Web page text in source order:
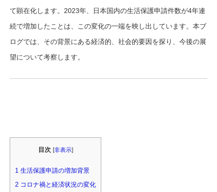
て顕在化します。2023年、日本国内の生活保護申請件数が4年連
続で増加したことは、この変化の一端を映し出しています。本ブ
ログでは、その背景にある経済的、社会的要因を探り、今後の展
望について考察します。
目次 [非表示]
1 生活保護申請の増加背景
2 コロナ禍と経済状況の変化